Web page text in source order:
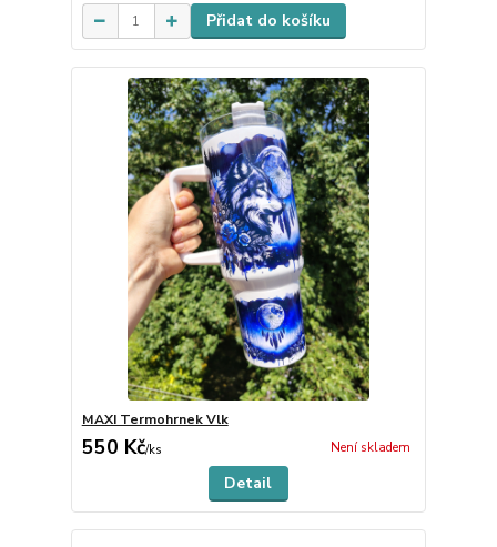
Přidat do košíku
MAXI Termohrnek Vlk
550 Kč/ks Není skladem
Detail